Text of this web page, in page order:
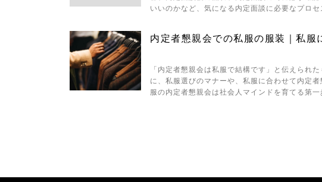
いいのかなど、気になる内定面談に必要なプロセ
内定者懇親会での私服の服装｜私
「内定者懇親会は私服で結構です」と伝えられ
に、私服選びのマナーや、私服に合わせて内定
服の内定者懇親会は社会人マインドを育てる第一